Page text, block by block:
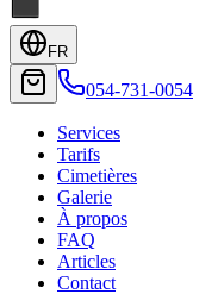
FR
054-731-0054
Services
Tarifs
Cimetières
Galerie
À propos
FAQ
Articles
Contact